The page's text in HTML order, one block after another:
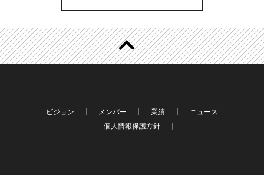
ビジョン メンバー 業績
ニュース
個人情報保護方針